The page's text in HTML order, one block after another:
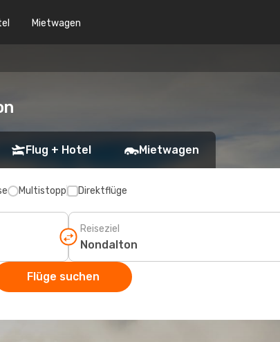
Mietwagen
Flug + Hotel Mietwagen
Multistopp Direktflüge
Reiseziel
Flüge suchen